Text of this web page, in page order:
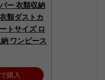
ー 衣類収納
類ダストカ
トサイズ ロ
ワンピース
購入